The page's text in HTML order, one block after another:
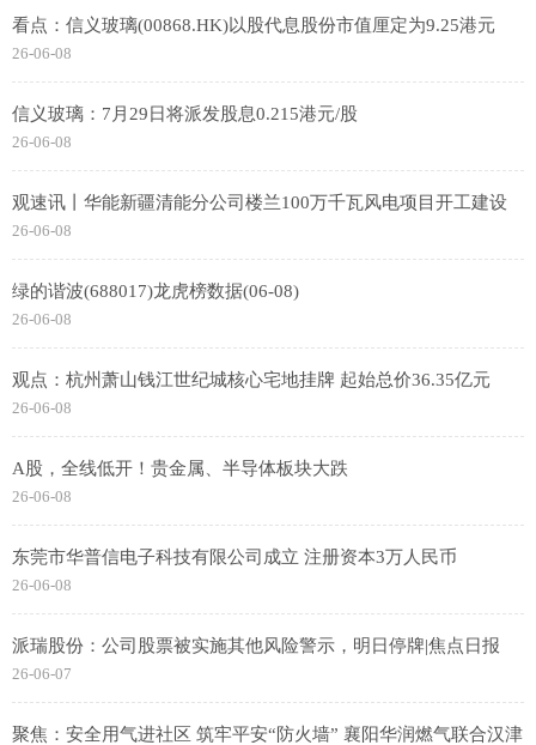
看点：信义玻璃(00868.HK)以股代息股份市值厘定为9.25港元
26-06-08
信义玻璃：7月29日将派发股息0.215港元/股
26-06-08
观速讯丨华能新疆清能分公司楼兰100万千瓦风电项目开工建设
26-06-08
绿的谐波(688017)龙虎榜数据(06-08)
26-06-08
观点：杭州萧山钱江世纪城核心宅地挂牌 起始总价36.35亿元
26-06-08
A股，全线低开！贵金属、半导体板块大跌
26-06-08
东莞市华普信电子科技有限公司成立 注册资本3万人民币
26-06-08
派瑞股份：公司股票被实施其他风险警示，明日停牌|焦点日报
26-06-07
聚焦：安全用气进社区 筑牢平安“防火墙” 襄阳华润燃气联合汉津